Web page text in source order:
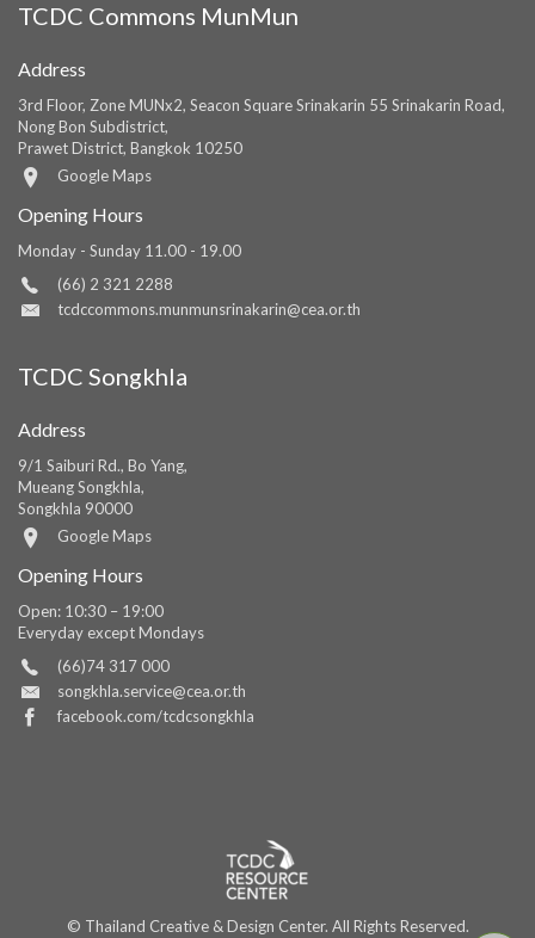
TCDC Commons MunMun
Address
3rd Floor, Zone MUNx2, Seacon Square Srinakarin 55 Srinakarin Road,
Nong Bon Subdistrict,
Prawet District, Bangkok 10250
Google Maps
Opening Hours
Monday - Sunday 11.00 - 19.00
(66) 2 321 2288
tcdccommons.munmunsrinakarin@cea.or.th
TCDC Songkhla
Address
9/1 Saiburi Rd., Bo Yang,
Mueang Songkhla,
Songkhla 90000
Google Maps
Opening Hours
Open: 10:30 – 19:00
Everyday except Mondays
(66)74 317 000
songkhla.service@cea.or.th
facebook.com/tcdcsongkhla
© Thailand Creative & Design Center. All Rights Reserved.